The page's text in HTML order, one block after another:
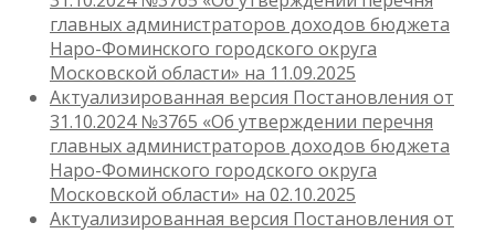
главных администраторов доходов бюджета
Наро-Фоминского городского округа
Московской области» на 11.09.2025
Актуализированная версия Постановления от
31.10.2024 №3765 «Об утверждении перечня
главных администраторов доходов бюджета
Наро-Фоминского городского округа
Московской области» на 02.10.2025
Актуализированная версия Постановления от